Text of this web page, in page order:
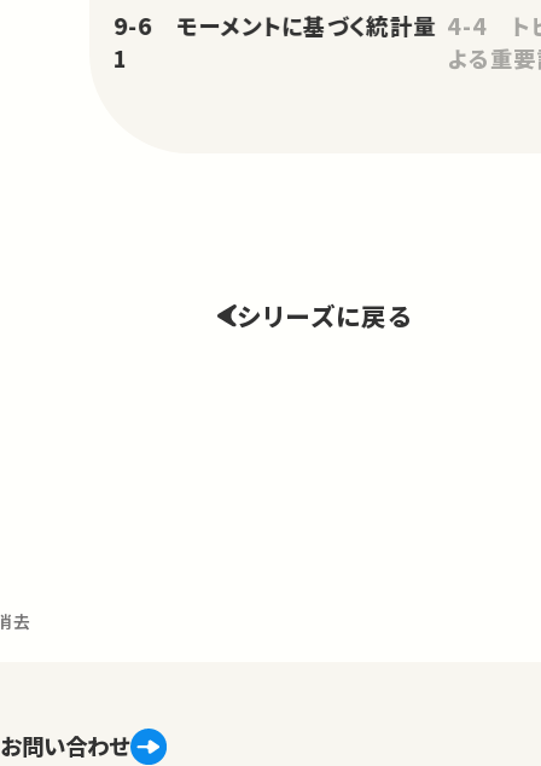
9-6 モーメントに基づく統計量
1
4-4 ト
よる重
シリーズに戻る
去
お問い合わせ